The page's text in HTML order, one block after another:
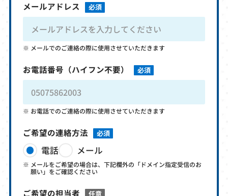
メールアドレス 必須
メールでのご連絡の際に使用させていただきます
お電話番号 （ハイフン不要） 必須
お電話でのご連絡の際に使用させていただきます
ご希望の連絡方法 必須
電話 メール
メールをご希望の場合は、下記欄外の「ドメイン指定受信のお
願い」をご確認ください
ご希望の担当者 任意